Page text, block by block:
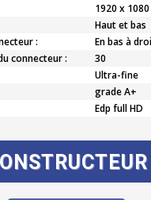
1920 x 1080
Haut et bas
:
En bas à
connecteur :
30
Ultra-fine
grade A+
Edp full HD